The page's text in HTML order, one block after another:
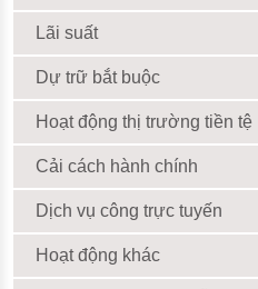
Lãi suất
Dự trữ bắt buộc
Hoạt động thị trường tiền tệ
Cải cách hành chính
Dịch vụ công trực tuyến
Hoạt động khác